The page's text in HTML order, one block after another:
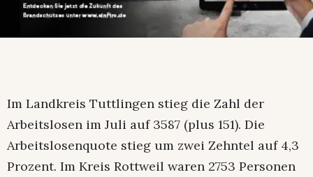
Im Landkreis Tuttlingen stieg die Zahl der
Arbeitslosen im Juli auf 3587 (plus 151). Die
Arbeitslosenquote stieg um zwei Zehntel auf 4,3
Prozent. Im Kreis Rottweil waren 2753 Personen